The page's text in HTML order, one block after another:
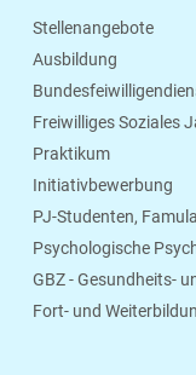
Stellenangebote
Ausbildung
Freiwilliges Soziales
Praktikum
Initiativbewerbung
PJ-Studenten,
Psychologische
GBZ - Gesundheits-
Fort- und